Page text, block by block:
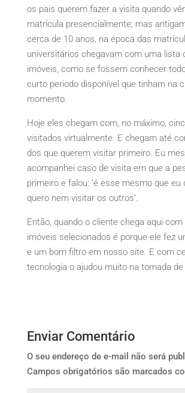
os pais querem fazer a visita quando
matrícula presencialmente; mas
cerca de 10 anos, na época das
universitários chegavam com uma lista
imóveis, como se fossem conhecer
curto período disponível que tinham na
momento.
Hoje eles chegam com, no máximo,
visitados virtualmente. E chegam até
dos que querem visitar primeiro. Eu
acompanhei caso de visita em que a
primeiro e falou: ‘é esse mesmo que eu
quero nem visitar os outros’.
Então, quando o cliente chega aqui
imóveis selecionados é porque ele fez
e um bom filtro em nosso site. E com
tecnologia o ajudou muito na tomada
Enviar Comentário
O seu endereço de e-mail não será
Campos obrigatórios são marcados